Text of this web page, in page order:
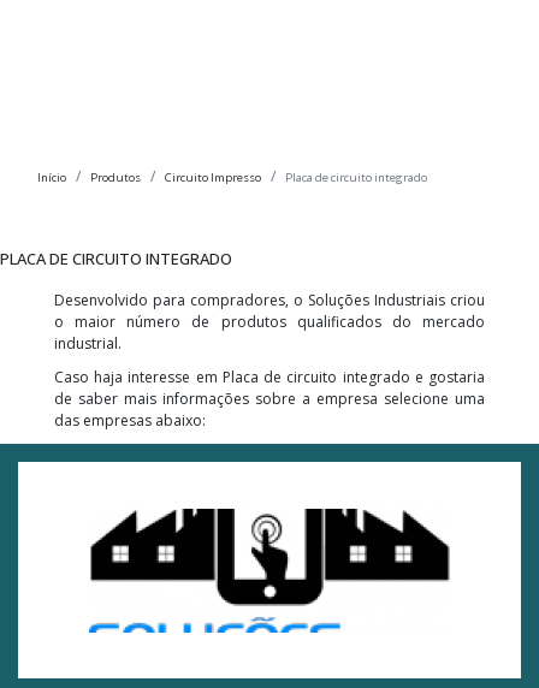
Início Produtos Circuito Impresso Placa de circuito integrado
PLACA DE CIRCUITO INTEGRADO
Desenvolvido para compradores, o Soluções Industriais criou
o maior número de produtos qualificados do mercado
industrial.
Caso haja interesse em Placa de circuito integrado e gostaria
de saber mais informações sobre a empresa selecione uma
das empresas abaixo: